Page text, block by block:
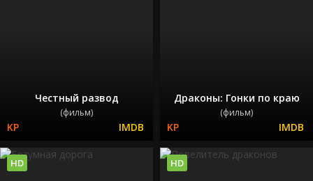
Честный развод
(фильм)
Драконы: Гонки по краю
(фильм)
HD HD